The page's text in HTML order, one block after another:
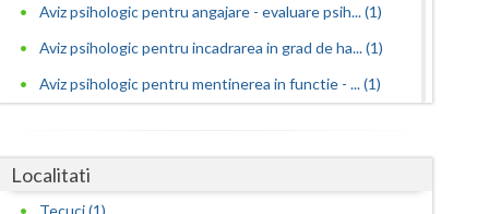
Dolj
Galati
Aviz psihologic pentru angajare - evaluare psih... (1)
Aviz psihologic pentru incadrarea in grad de ha... (1)
Aviz psihologic pentru mentinerea in functie - ... (1)
Avize psihologice necesare la angajare si menti... (1)
Localitati
Tecuci (1)